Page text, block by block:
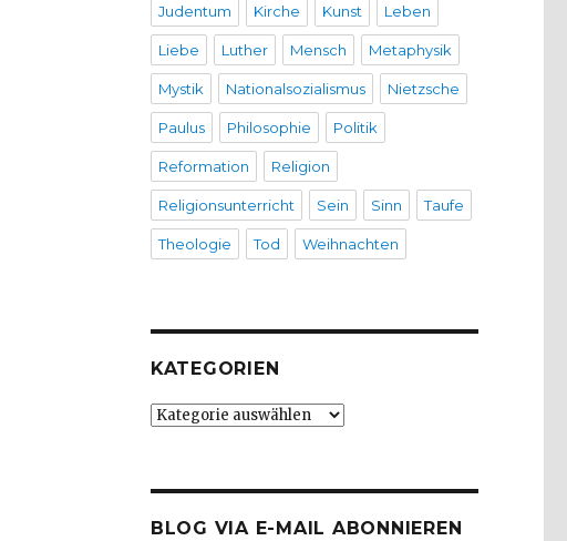
Judentum Kirche Kunst Leben
Liebe Luther Mensch Metaphysik
Mystik Nationalsozialismus Nietzsche
Paulus Philosophie Politik
Reformation Religion
Religionsunterricht Sein Sinn Taufe
Theologie Tod Weihnachten
KATEGORIEN
Kategorien
BLOG VIA E-MAIL ABONNIEREN